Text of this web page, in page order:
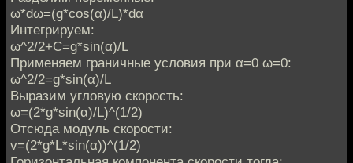
ω*dω=(g*cos(α)/L)*dα
Интегрируем:
ω^2/2+C=g*sin(α)/L
Применяем граничные условия при α=0 ω=0:
ω^2/2=g*sin(α)/L
Выразим угловую скорость:
ω=(2*g*sin(α)/L)^(1/2)
Отсюда модуль скорости:
v=(2*g*L*sin(α))^(1/2)